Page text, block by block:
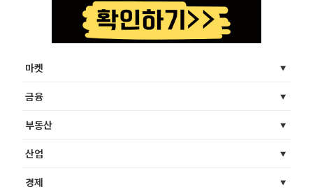
마켓
금융
부동산
산업
경제